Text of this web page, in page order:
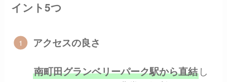
イント5つ
アクセスの良さ
南町田グランベリーパーク駅から直結し